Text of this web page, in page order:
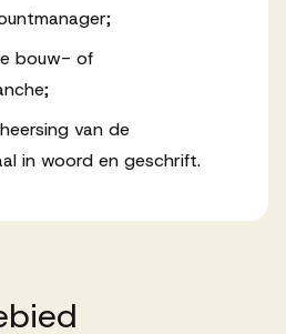
bouw- of
van de
in woord en geschrift.